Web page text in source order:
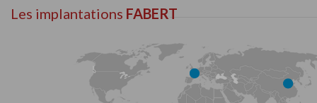
Les implantations FABERT